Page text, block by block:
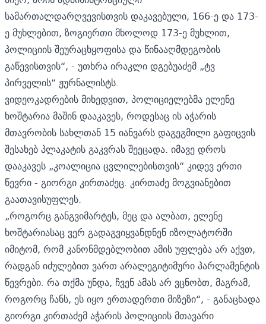
სამართალდარღვევისთვის დაკავებული, 166-ე და 173-
ე მუხლებით, ზოგიერთი მხოლოდ 173-ე მუხლით,
პოლიციის შეურაცხყოფისა და წინააღმდეგობის
გაწევისთვის“, - უთხრა ირაკლი დგებუაძემ „ტვ
პირველის“ ჟურნალისტს.
ვიდეოკადრებისმიხედვით, პოლიციელებმა ელენე
ხოშტარია მაშინ დააკავეს, როდესაც ის აჭარის
მთავრობის სახლთან 15 იანვარს დაგეგმილი გაფიცვის
შესახებ პლაკატის გაკვრას შეეცადა. იმავე დროს
დააკავეს „კოალიცია ცვლილებისთვის“ კიდევ ერთი
წევრი - გიორგი კირთაძეც. კირთაძე მოგვიანებით
გაათავისუფლეს.
„როგორც განგვიმარტეს, მეც და ალბათ, ელენე
ხოშტარიასაც ვერ გადაგვიყვანდნენ იზოლატორში
იმიტომ, რომ კანონმდებლობით ამის უფლება არ აქვთ,
რადგან იძულებით ვართ არალეგიტიმური პარლამენტის
წევრები. რა თქმა უნდა, ჩვენ ამას არ ვცნობთ, მაგრამ,
როგორც ჩანს, ეს იყო ერთადერთი მიზეზი“, - განაცხადა
გიორგი კირთაძემ აჭარის პოლიციის მთავარი